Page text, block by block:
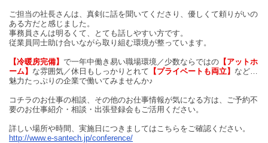
ご担当の社長さんは、真剣に話を聞いてくださり、優しくて頼りがいの
ある方だと感じました。
事務員さんは明るくて、とても話しやすい方です。
従業員同士助け合いながら取り組む環境が整っています。
【冷暖房完備】 で一年中働き易い職場環境／少数ならではの 【アットホ
ーム】 な雰囲気／休日もしっかりとれて 【プライベートも両立】 など…
魅力たっぷりの企業で働いてみませんか♪
コチラのお仕事の相談、その他のお仕事情報が気になる方は、ご予約不
要のお仕事紹介・相談・出張登録会もご活用ください。
詳しい場所や時間、実施日につきましてはこちらをご確認ください。
http://www.e-santech.jp/conference/